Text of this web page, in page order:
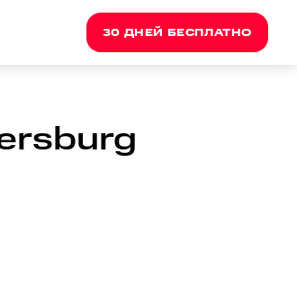
30 ДНЕЙ БЕСПЛАТНО